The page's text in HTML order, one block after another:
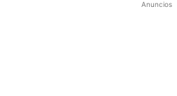
Anuncios